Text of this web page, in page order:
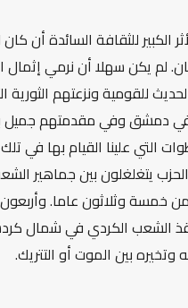
للثقافة السائدة أن
لم يكن سهلا أن نرمي
للقومية ونزعتهم الثورية
دمشق وفي مقدمتهم جميل
يتغلغلون بين جماهير
خمسة وثلاثون عاما. وأربعون
الشعب الكردي في شمال
وتخيره بين الموت أو التتريك.